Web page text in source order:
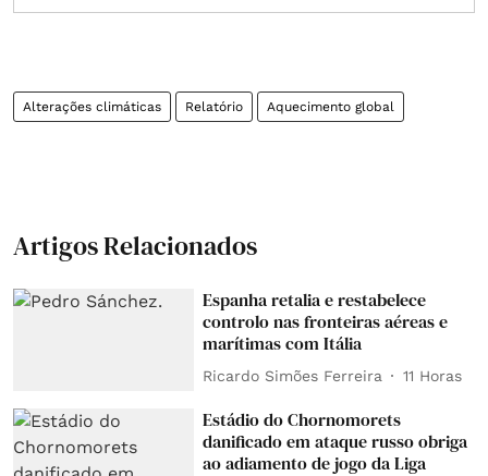
Alterações climáticas Relatório Aquecimento global
Artigos Relacionados
Espanha retalia e restabelece
controlo nas fronteiras aéreas e
marítimas com Itália
Ricardo Simões Ferreira 11 Horas
Estádio do Chornomorets
danificado em ataque russo obriga
ao adiamento de jogo da Liga